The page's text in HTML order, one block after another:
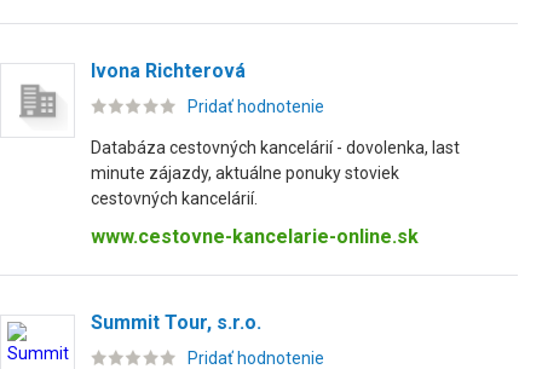
Ivona Richterová
Pridať hodnotenie
Databáza cestovných kancelárií - dovolenka, last
minute zájazdy, aktuálne ponuky stoviek
cestovných kancelárií.
www.cestovne-kancelarie-online.sk
Summit Tour, s.r.o.
Pridať hodnotenie